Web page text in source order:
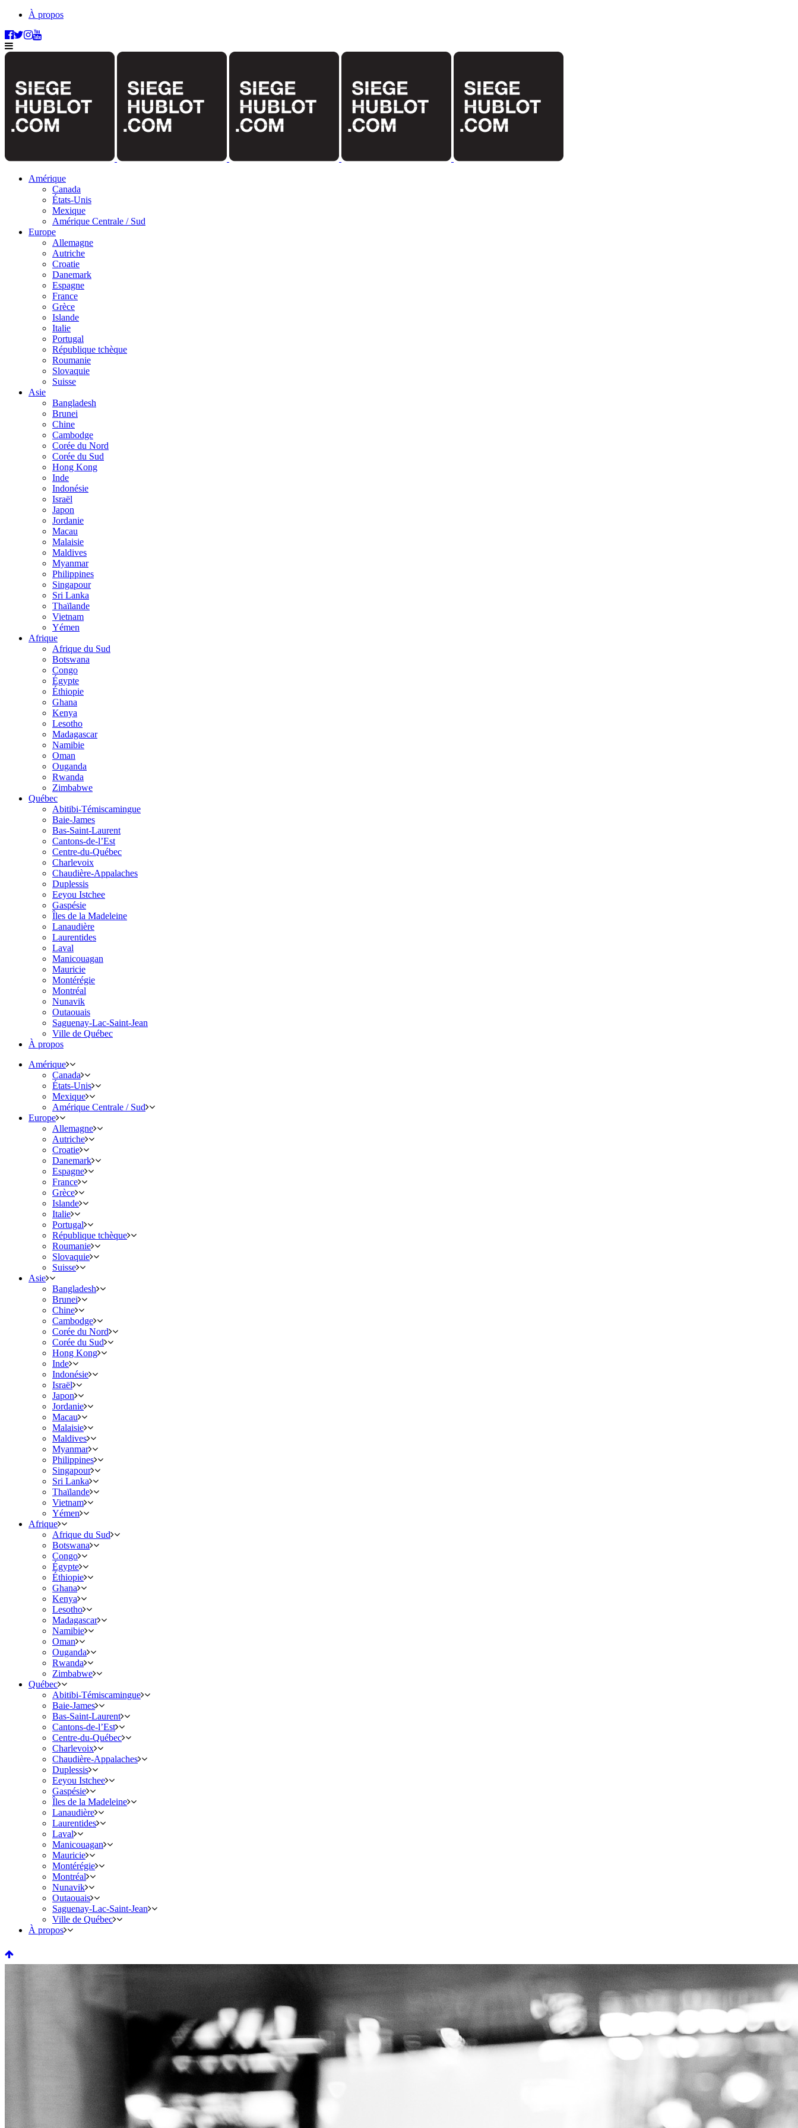
À propos
Amérique
Canada
États-Unis
Mexique
Amérique Centrale / Sud
Europe
Allemagne
Autriche
Croatie
Danemark
Espagne
France
Grèce
Islande
Italie
Portugal
République tchèque
Roumanie
Slovaquie
Suisse
Asie
Bangladesh
Brunei
Chine
Cambodge
Corée du Nord
Corée du Sud
Hong Kong
Inde
Indonésie
Israël
Japon
Jordanie
Macau
Malaisie
Maldives
Myanmar
Philippines
Singapour
Sri Lanka
Thaïlande
Vietnam
Yémen
Afrique
Afrique du Sud
Botswana
Congo
Égypte
Éthiopie
Ghana
Kenya
Lesotho
Madagascar
Namibie
Oman
Ouganda
Rwanda
Zimbabwe
Québec
Abitibi-Témiscamingue
Baie-James
Bas-Saint-Laurent
Cantons-de-l’Est
Centre-du-Québec
Charlevoix
Chaudière-Appalaches
Duplessis
Eeyou Istchee
Gaspésie
Îles de la Madeleine
Lanaudière
Laurentides
Laval
Manicouagan
Mauricie
Montérégie
Montréal
Nunavik
Outaouais
Saguenay-Lac-Saint-Jean
Ville de Québec
À propos
Amérique
Canada
États-Unis
Mexique
Amérique Centrale / Sud
Europe
Allemagne
Autriche
Croatie
Danemark
Espagne
France
Grèce
Islande
Italie
Portugal
République tchèque
Roumanie
Slovaquie
Suisse
Asie
Bangladesh
Brunei
Chine
Cambodge
Corée du Nord
Corée du Sud
Hong Kong
Inde
Indonésie
Israël
Japon
Jordanie
Macau
Malaisie
Maldives
Myanmar
Philippines
Singapour
Sri Lanka
Thaïlande
Vietnam
Yémen
Afrique
Afrique du Sud
Botswana
Congo
Égypte
Éthiopie
Ghana
Kenya
Lesotho
Madagascar
Namibie
Oman
Ouganda
Rwanda
Zimbabwe
Québec
Abitibi-Témiscamingue
Baie-James
Bas-Saint-Laurent
Cantons-de-l’Est
Centre-du-Québec
Charlevoix
Chaudière-Appalaches
Duplessis
Eeyou Istchee
Gaspésie
Îles de la Madeleine
Lanaudière
Laurentides
Laval
Manicouagan
Mauricie
Montérégie
Montréal
Nunavik
Outaouais
Saguenay-Lac-Saint-Jean
Ville de Québec
À propos